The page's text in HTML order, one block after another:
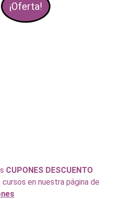
¡Oferta!
CUPONES DESCUENTO
en nuestra página de